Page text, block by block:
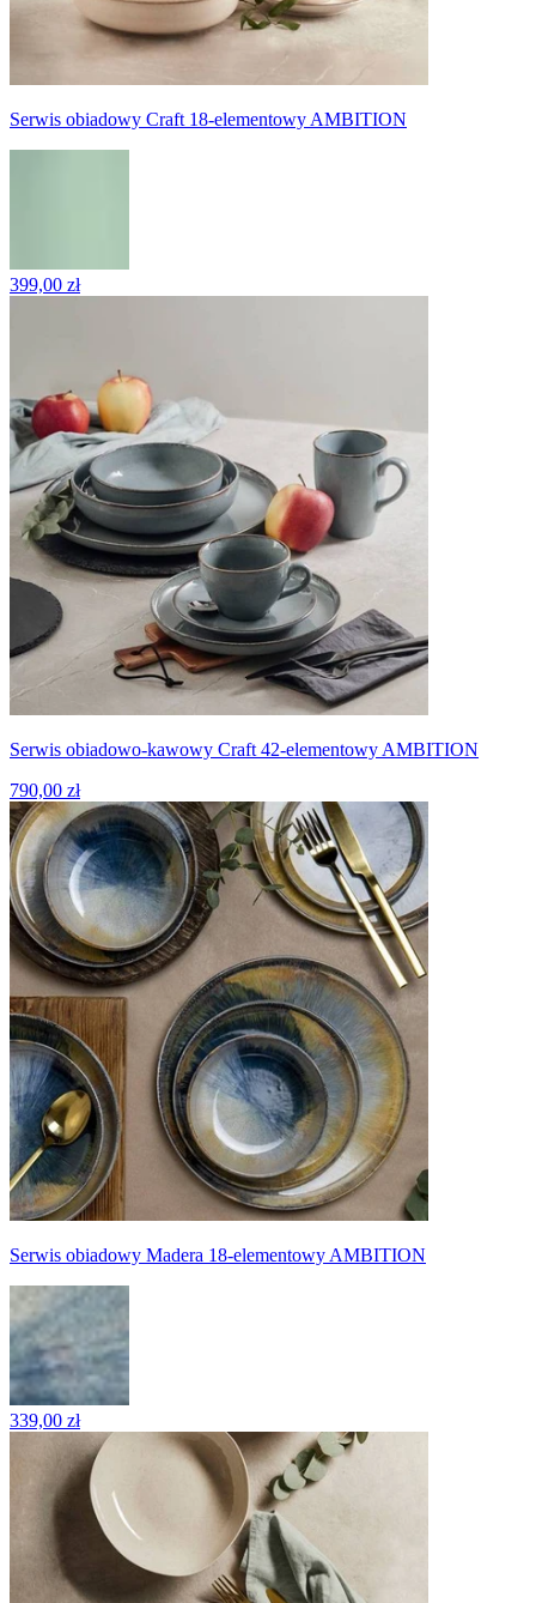
Serwis obiadowy Craft 18-elementowy AMBITION
399,00 zł
Serwis obiadowo-kawowy Craft 42-elementowy AMBITION
790,00 zł
Serwis obiadowy Madera 18-elementowy AMBITION
339,00 zł